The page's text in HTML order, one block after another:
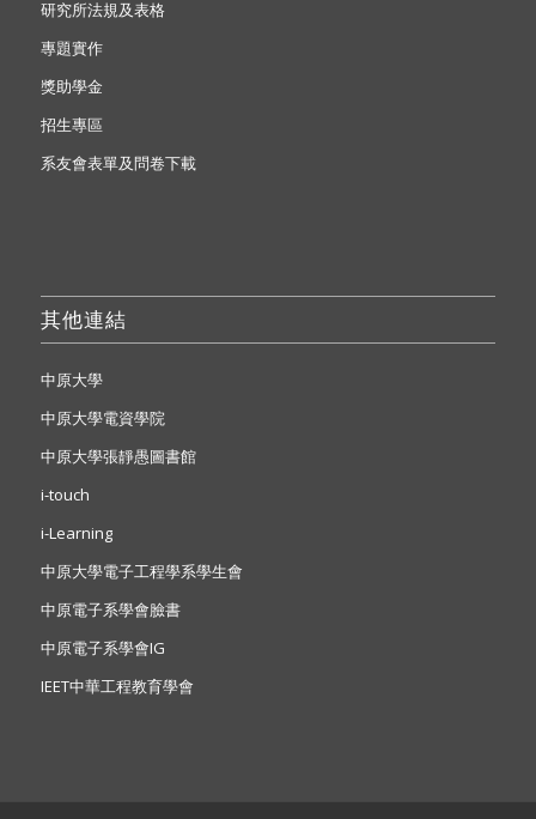
研究所法規及表格
專題實作
獎助學金
招生專區
系友會表單及問卷下載
其他連結
中原大學
中原大學電資學院
中原大學張靜愚圖書館
i-touch
i-Learning
中原大學電子工程學系學生會
中原電子系學會臉書
中原電子系學會IG
IEET中華工程教育學會